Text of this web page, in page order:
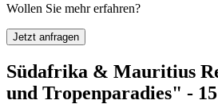
Wollen Sie mehr erfahren?
Jetzt anfragen
Südafrika & Mauritius
und Tropenparadies" -